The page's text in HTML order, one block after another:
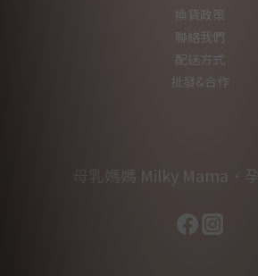
換貨政策
聯絡我們
配送方式
批發&合作
母乳媽媽 Milky Mama．